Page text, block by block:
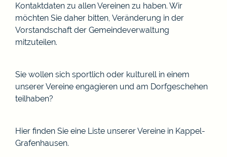
Kontaktdaten zu allen Vereinen zu haben. Wir
möchten Sie daher bitten, Veränderung in der
Vorstandschaft der Gemeindeverwaltung
mitzuteilen.
Sie wollen sich sportlich oder kulturell in einem
unserer Vereine engagieren und am Dorfgeschehen
teilhaben?
Hier finden Sie eine Liste unserer Vereine in Kappel-
Grafenhausen.